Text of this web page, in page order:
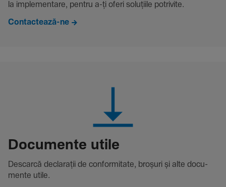
la imple­men­tare, pentru a-ți oferi solu­țiile potri­vite.
Contactează-ne
Docu­mente utile
Descarcă decla­rații de conformitate, broșuri și alte docu­
mente utile.